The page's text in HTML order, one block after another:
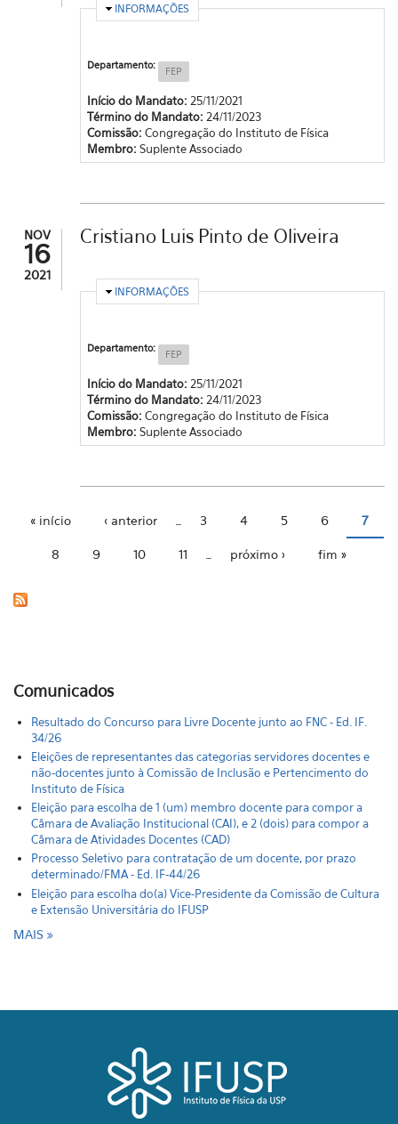
OCULTAR
INFORMAÇÕES
Departamento: FEP
Início do Mandato: 25/11/2021
Término do Mandato: 24/11/2023
Comissão: Congregação do Instituto de Física
Membro: Suplente Associado
NOV
16
2021
Cristiano Luis Pinto de Oliveira
OCULTAR
INFORMAÇÕES
Departamento: FEP
Início do Mandato: 25/11/2021
Término do Mandato: 24/11/2023
Comissão: Congregação do Instituto de Física
Membro: Suplente Associado
« início ‹ anterior 3 4 5 6 7
8 9 10 11 próximo › fim »
Comunicados
Resultado do Concurso para Livre Docente junto ao FNC - Ed. IF.
34/26
Eleições de representantes das categorias servidores docentes e
não-docentes junto à Comissão de Inclusão e Pertencimento do
Instituto de Física
Eleição para escolha de 1 (um) membro docente para compor a
Câmara de Avaliação Institucional (CAI), e 2 (dois) para compor a
Câmara de Atividades Docentes (CAD)
Processo Seletivo para contratação de um docente, por prazo
determinado/FMA - Ed. IF-44/26
Eleição para escolha do(a) Vice-Presidente da Comissão de Cultura
e Extensão Universitária do IFUSP
MAIS